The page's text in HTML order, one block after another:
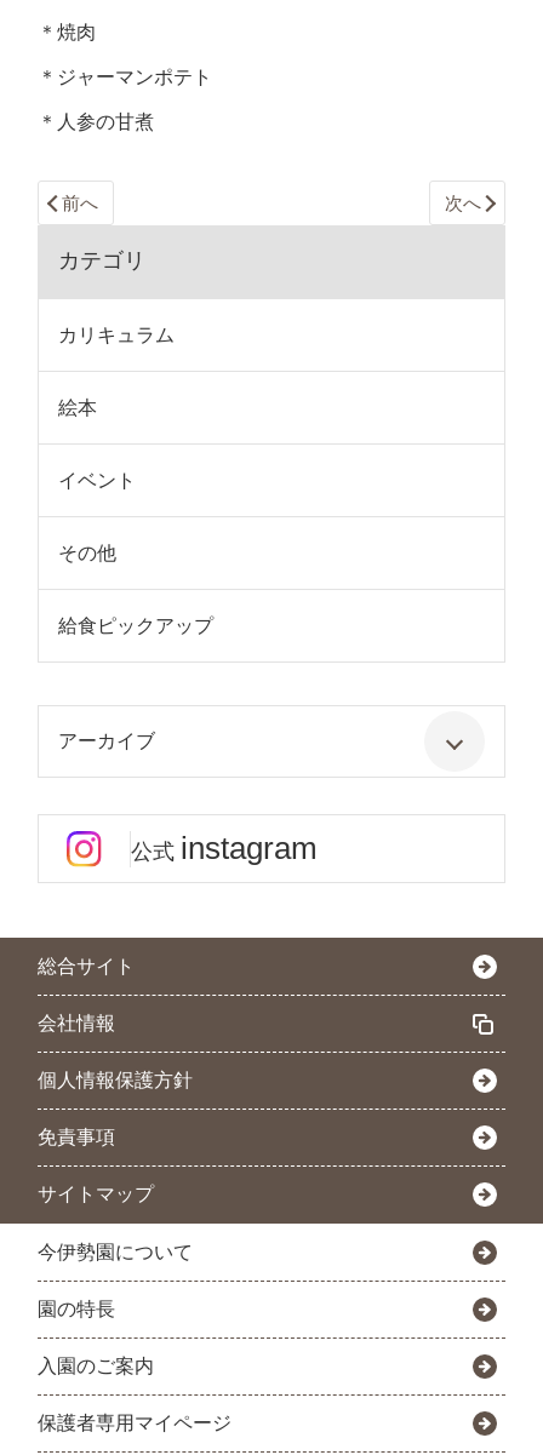
＊焼肉
＊ジャーマンポテト
＊人参の甘煮
前へ 次へ
カテゴリ
カリキュラム
絵本
イベント
その他
給食ピックアップ
アーカイブ
公式 instagram
総合サイト
会社情報
個人情報保護方針
免責事項
サイトマップ
今伊勢園について
園の特長
入園のご案内
保護者専用マイページ